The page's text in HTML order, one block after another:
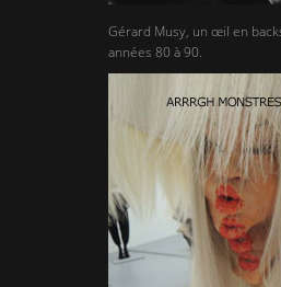
Gérard Musy, un œil en
années 80 à 90.